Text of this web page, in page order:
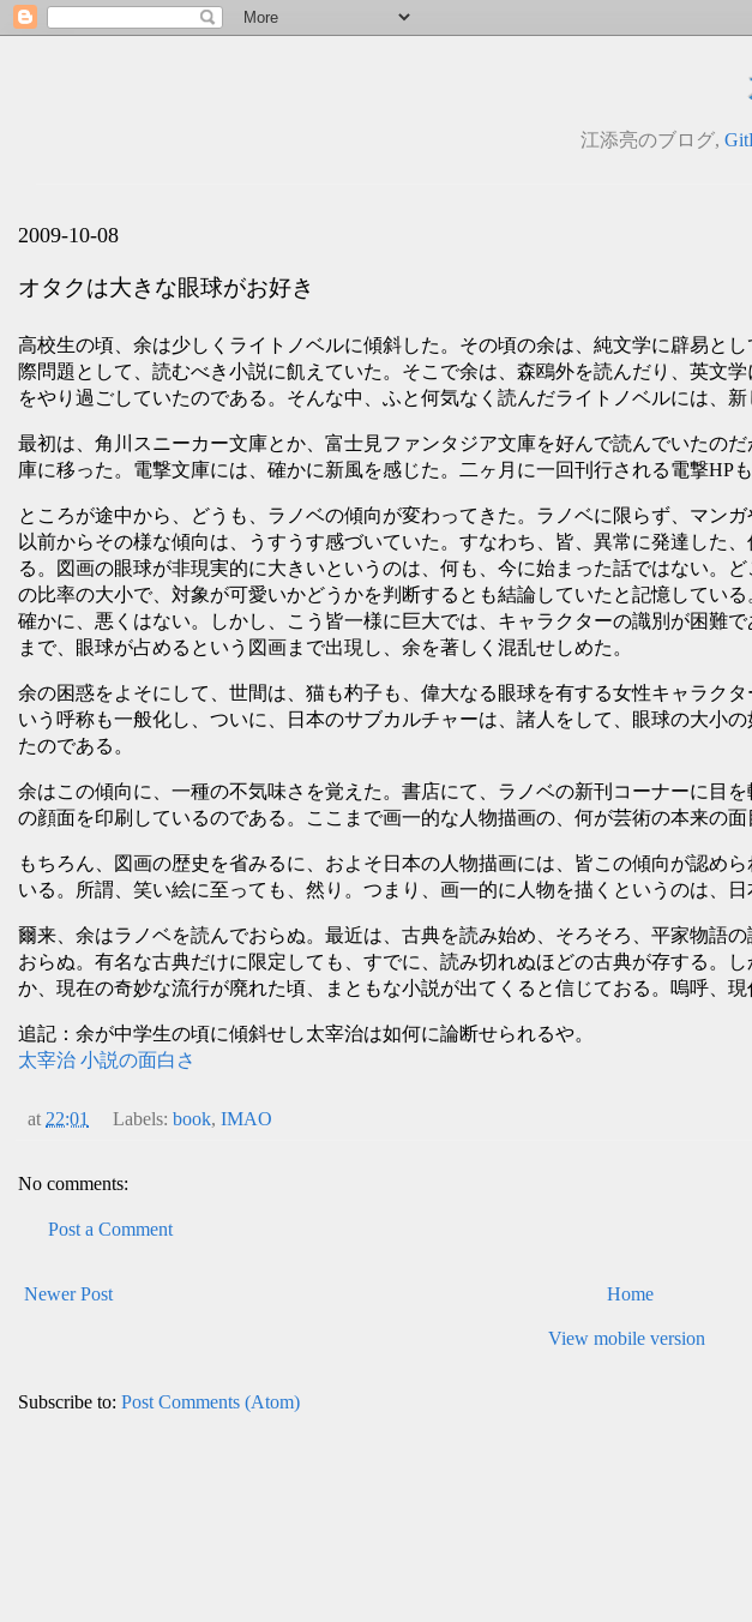
江添亮のブログ,
2009-10-08
オタクは大きな眼球がお好き
高校生の頃、余は少しくライトノベルに傾斜した。その頃の余は、純文学に辟易と
際問題として、読むべき小説に飢えていた。そこで余は、森鴎外を読んだり、英文
をやり過ごしていたのである。そんな中、ふと何気なく読んだライトノベルには、新
最初は、角川スニーカー文庫とか、富士見ファンタジア文庫を好んで読んでいたの
庫に移った。電撃文庫には、確かに新風を感じた。二ヶ月に一回刊行される電撃HP
ところが途中から、どうも、ラノベの傾向が変わってきた。ラノベに限らず、マン
以前からその様な傾向は、うすうす感づいていた。すなわち、皆、異常に発達した
る。図画の眼球が非現実的に大きいというのは、何も、今に始まった話ではない。
の比率の大小で、対象が可愛いかどうかを判断するとも結論していたと記憶してい
確かに、悪くはない。しかし、こう皆一様に巨大では、キャラクターの識別が困難
まで、眼球が占めるという図画まで出現し、余を著しく混乱せしめた。
余の困惑をよそにして、世間は、猫も杓子も、偉大なる眼球を有する女性キャラク
いう呼称も一般化し、ついに、日本のサブカルチャーは、諸人をして、眼球の大小
たのである。
余はこの傾向に、一種の不気味さを覚えた。書店にて、ラノベの新刊コーナーに目
の顔面を印刷しているのである。ここまで画一的な人物描画の、何が芸術の本来の面
もちろん、図画の歴史を省みるに、およそ日本の人物描画には、皆この傾向が認め
いる。所謂、笑い絵に至っても、然り。つまり、画一的に人物を描くというのは、
爾来、余はラノベを読んでおらぬ。最近は、古典を読み始め、そろそろ、平家物語
おらぬ。有名な古典だけに限定しても、すでに、読み切れぬほどの古典が存する。
か、現在の奇妙な流行が廃れた頃、まともな小説が出てくると信じておる。嗚呼、現
追記：余が中学生の頃に傾斜せし太宰治は如何に論断せられるや。
太宰治 小説の面白さ
at 22:01 Labels: book, IMAO
No comments:
Post a Comment
Newer Post Home
View mobile version
Subscribe to: Post Comments (Atom)